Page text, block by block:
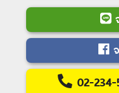
ซ่า- UNIVERSAL
MarinaBaySand -
Day 4 :
GARDEN BY
02-